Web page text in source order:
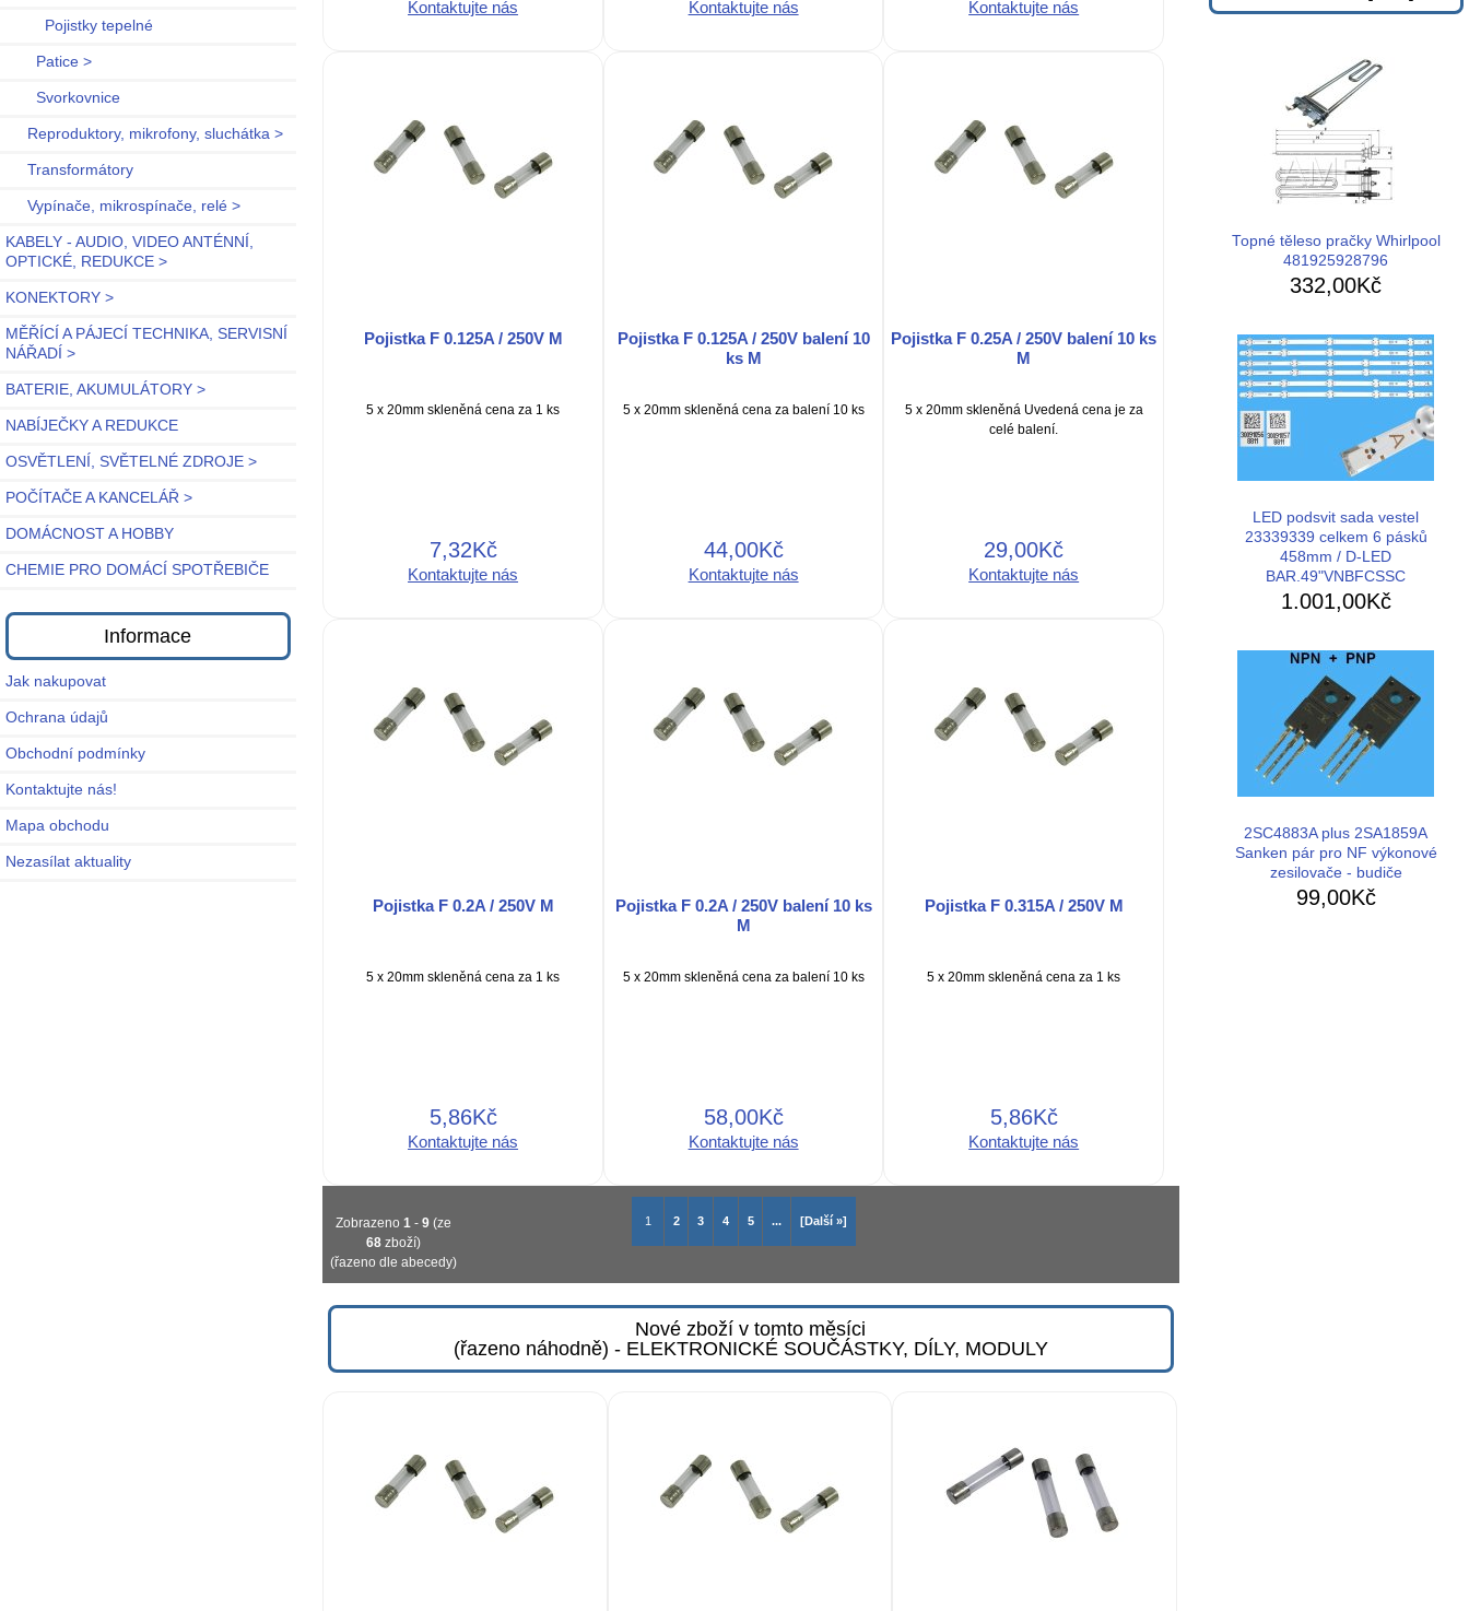
Pojistky tepelné
Patice >
Svorkovnice
Reproduktory, mikrofony, sluchátka >
Transformátory
Vypínače, mikrospínače, relé >
KABELY - AUDIO, VIDEO ANTÉNNÍ,
OPTICKÉ, REDUKCE >
KONEKTORY >
MĚŘÍCÍ A PÁJECÍ TECHNIKA, SERVISNÍ
NÁŘADÍ >
BATERIE, AKUMULÁTORY >
NABÍJEČKY A REDUKCE
OSVĚTLENÍ, SVĚTELNÉ ZDROJE >
POČÍTAČE A KANCELÁŘ >
DOMÁCNOST A HOBBY
CHEMIE PRO DOMÁCÍ SPOTŘEBIČE
Informace
Jak nakupovat
Ochrana údajů
Obchodní podmínky
Kontaktujte nás!
Mapa obchodu
Nezasílat aktuality
Kontaktujte nás Kontaktujte nás Kontaktujte nás
Pojistka F 0.125A / 250V M
5 x 20mm skleněná cena za 1 ks
7,32Kč
Kontaktujte nás
Pojistka F 0.125A / 250V balení 10
ks M
5 x 20mm skleněná cena za balení 10 ks
44,00Kč
Kontaktujte nás
Pojistka F 0.25A / 250V balení 10 ks
M
5 x 20mm skleněná Uvedená cena je za
celé balení.
29,00Kč
Kontaktujte nás
Pojistka F 0.2A / 250V M
5 x 20mm skleněná cena za 1 ks
5,86Kč
Kontaktujte nás
Pojistka F 0.2A / 250V balení 10 ks
M
5 x 20mm skleněná cena za balení 10 ks
58,00Kč
Kontaktujte nás
Pojistka F 0.315A / 250V M
5 x 20mm skleněná cena za 1 ks
5,86Kč
Kontaktujte nás
1 2 3 4 5 ... [Další »]
Zobrazeno1 -9 (ze
68 zboží)
(řazeno dle abecedy)
Nové zboží v tomto měsíci
(řazeno náhodně) - ELEKTRONICKÉ SOUČÁSTKY, DÍLY, MODULY
Topné těleso pračky Whirlpool
481925928796
332,00Kč
LED podsvit sada vestel
23339339 celkem 6 pásků
458mm / D-LED
BAR.49"VNBFCSSC
1.001,00Kč
2SC4883A plus 2SA1859A
Sanken pár pro NF výkonové
zesilovače - budiče
99,00Kč